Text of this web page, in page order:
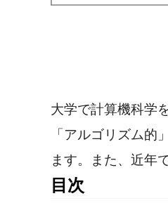
大学で計算機科学
「アルゴリズム
ます。また、近年
目次